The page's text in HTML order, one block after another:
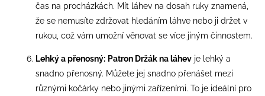
čas na procházkách. Mít láhev na dosah ruky znamená,
že se nemusíte zdržovat hledáním láhve nebo ji držet v
rukou, což vám umožní věnovat se více jiným činnostem.
Lehký a přenosný: Patron Držák na láhev je lehký a
snadno přenosný. Můžete jej snadno přenášet mezi
různými kočárky nebo jinými zařízeními. To je ideální pro